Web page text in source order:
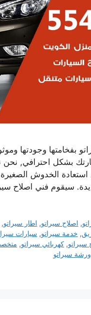
بفخامتها وجودتها
بشكل احترافي,
استعادة الخدوش
سيقوم فني اصلاح
, اصلاح سيراتو, اطار سيراتو,
, خدمة سيراتو, سيارات
سيراتو, كهربائي سيراتو,
ورشة سيراتو